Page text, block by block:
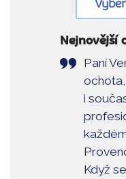
Nejnovější
Paní
i
Když